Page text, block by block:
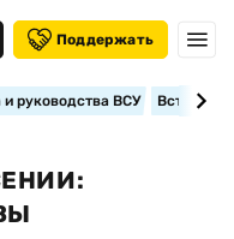
Поддержать
и руководства ВСУ